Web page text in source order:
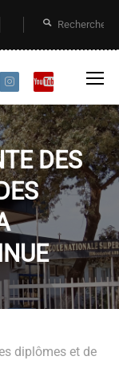
DES
diplômes et de